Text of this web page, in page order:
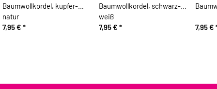
Baumwollkordel, kupfer-
natur
7,95 € *
Baumwollkordel, schwarz-
weiß
7,95 € * 7,95 €